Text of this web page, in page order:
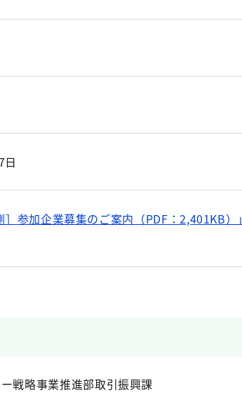
日
参加企業募集のご案内（PDF：2,401KB）」
戦略事業推進部取引振興課